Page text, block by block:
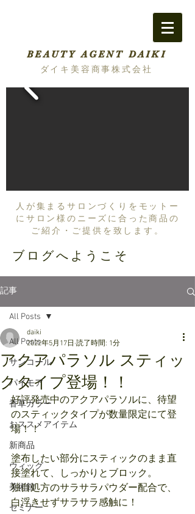
BEAUTY AGENT DAIKI
ダイキ美容商事株式会社
人が集まるサロンづくりをモットー
にサロン様のニーズに合った商品の
ご紹介・ご提供を致します。
ブログへようこそ
記事
All Posts
サンコール
パイモア
香草カラー
おススメアイテム
新商品
ウィッグ
美術館
セミナー
All Posts
アクアパラソル スティッ
クタイプ登場！！
daiki
2022年5月17日 読了時間: 1分
好評発売中のアクアパラソルに、待望
のスティックタイプが数量限定にて登
場！！
塗布したい部分にスティックのまま直
接塗れて、しっかりとブロック。
独自処方のサラサラパウダー配合で、
白浮きせずサラサラ感触に！